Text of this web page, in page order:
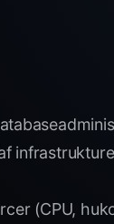
(CPU,